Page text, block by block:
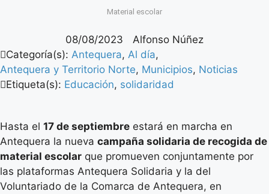
Material escolar
08/08/2023
Alfonso Núñez
Categoría(s): Antequera, Al día,
Antequera y Territorio Norte, Municipios, Noticias
Etiqueta(s): Educación, solidaridad
Hasta el 17 de septiembre estará en marcha en
Antequera la nueva campaña solidaria de recogida de
material escolar que promueven conjuntamente por
las plataformas Antequera Solidaria y la del
Voluntariado de la Comarca de Antequera, en